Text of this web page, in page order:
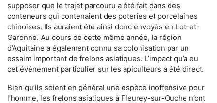
supposer que le trajet parcouru a été fait dans des
conteneurs qui contenaient des poteries et porcelaines
chinoises. Ils auraient été ainsi donc envoyés en Lot-et-
Garonne. Au cours de cette même année, la région
d’Aquitaine a également connu sa colonisation par un
essaim important de frelons asiatiques. L’impact qu’a eu
cet événement particulier sur les apiculteurs a été direct.
Bien qu’ils soient en général une espèce inoffensive pour
l’homme, les frelons asiatiques à Fleurey-sur-Ouche n’ont